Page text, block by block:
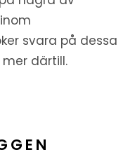
svara på dessa
därtill.